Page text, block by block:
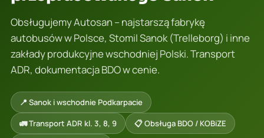
Obsługujemy Autosan – najstarszą fabrykę
autobusów w Polsce, Stomil Sanok (Trelleborg) i inne
zakłady produkcyjne wschodniej Polski. Transport
ADR, dokumentacja BDO w cenie.
📍 Sanok i wschodnie Podkarpacie
🚛 Transport ADR kl. 3, 8, 9
📋 Obsługa BDO / KOBiZE